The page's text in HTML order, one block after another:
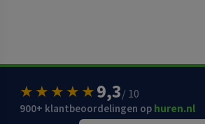
★★★★★9,3/ 10
900+ klantbeoordelingen op huren.nl